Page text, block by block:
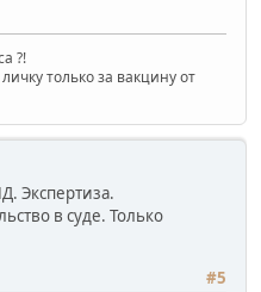
?!
только за вакцину от
Экспертиза.
в суде. Только
#5